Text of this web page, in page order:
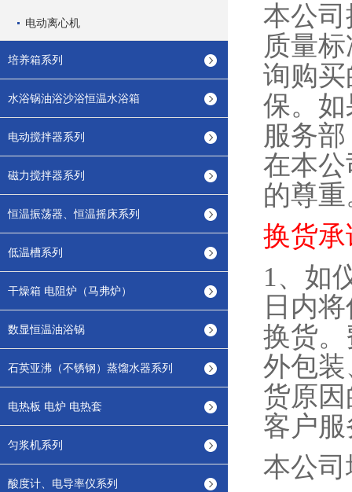
电动离心机
培养箱系列
水浴锅油浴沙浴恒温水浴箱
电动搅拌器系列
磁力搅拌器系列
恒温振荡器、恒温摇床系列
低温槽系列
干燥箱 电阻炉（马弗炉）
数显恒温油浴锅
石英亚沸（不锈钢）蒸馏水器系列
电热板 电炉 电热套
匀浆机系列
酸度计、电导率仪系列
本公
质量
询购
保。
服务
在本
的尊
换货承
1、如
日内
换货
外包
货原
客户
本公